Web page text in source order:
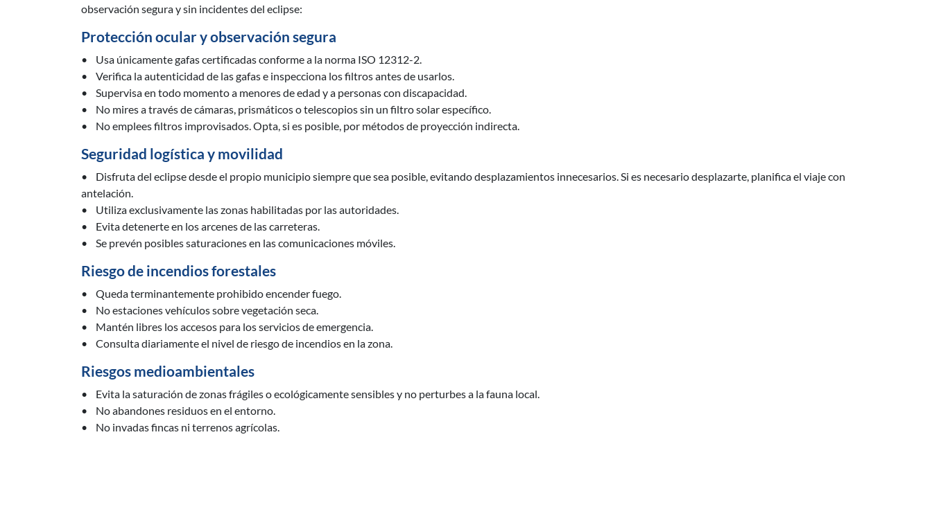
observación segura y sin incidentes del eclipse:
Protección ocular y observación segura
• Usa únicamente gafas certificadas conforme a la norma ISO 12312-2.
• Verifica la autenticidad de las gafas e inspecciona los filtros antes de usarlos.
• Supervisa en todo momento a menores de edad y a personas con discapacidad.
• No mires a través de cámaras, prismáticos o telescopios sin un filtro solar específico.
• No emplees filtros improvisados. Opta, si es posible, por métodos de proyección indirecta.
Seguridad logística y movilidad
• Disfruta del eclipse desde el propio municipio siempre que sea posible, evitando desplazamientos innecesarios. Si es necesario desplazarte, planifica el viaje con
antelación.
• Utiliza exclusivamente las zonas habilitadas por las autoridades.
• Evita detenerte en los arcenes de las carreteras.
• Se prevén posibles saturaciones en las comunicaciones móviles.
Riesgo de incendios forestales
• Queda terminantemente prohibido encender fuego.
• No estaciones vehículos sobre vegetación seca.
• Mantén libres los accesos para los servicios de emergencia.
• Consulta diariamente el nivel de riesgo de incendios en la zona.
Riesgos medioambientales
• Evita la saturación de zonas frágiles o ecológicamente sensibles y no perturbes a la fauna local.
• No abandones residuos en el entorno.
• No invadas fincas ni terrenos agrícolas.